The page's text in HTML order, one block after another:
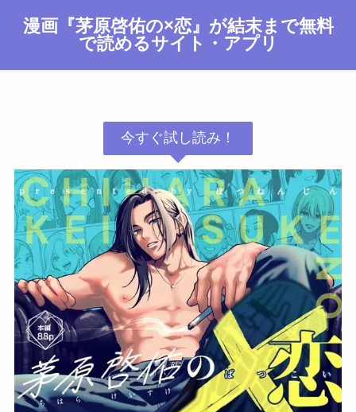
漫画『茅原啓佑の×恋』が結末まで無料
で読めるサイト・アプリ
今すぐ試し読み！